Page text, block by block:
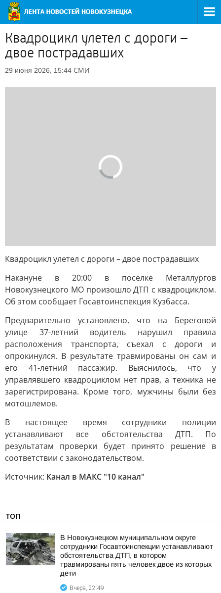
Квадроцикл улетел с дороги –
двое пострадавших
29 июня 2026, 15:44 СМИ
Квадроцикл улетел с дороги – двое пострадавших
Накануне в 20:00 в поселке Металлургов
Новокузнецкого МО произошло ДТП с квадроциклом.
Об этом сообщает Госавтоинспекция Кузбасса.
Предварительно установлено, что на Береговой
улице 37-летний водитель нарушил правила
расположения транспорта, съехал с дороги и
опрокинулся. В результате травмированы он сам и
его 41-летний пассажир. Выяснилось, что у
управлявшего квадроциклом нет прав, а техника не
зарегистрирована. Кроме того, мужчины были без
мотошлемов.
В настоящее время сотрудники полиции
устанавливают все обстоятельства ДТП. По
результатам проверки будет принято решение в
соответствии с законодательством.
Источник: Канал в МАКС "10 канал"
ТОП
В Новокузнецком муниципальном округе
сотрудники Госавтоинспекции устанавливают
обстоятельства ДТП, в котором
травмированы пять человек двое из которых
дети
Вчера, 22:49